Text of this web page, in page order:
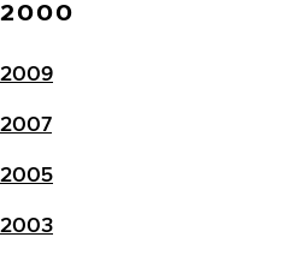
2000
2009
2007
2005
2003